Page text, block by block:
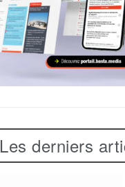
Les derniers